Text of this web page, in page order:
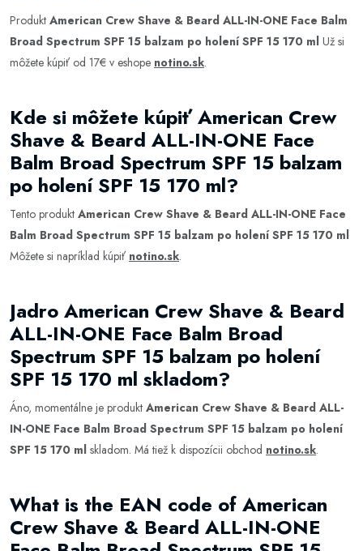
Produkt American Crew Shave & Beard ALL-IN-ONE Face Balm
Broad Spectrum SPF 15 balzam po holení SPF 15 170 ml Už si
môžete kúpiť od 17€ v eshope notino.sk.
Kde si môžete kúpiť American Crew
Shave & Beard ALL-IN-ONE Face
Balm Broad Spectrum SPF 15 balzam
po holení SPF 15 170 ml?
Tento produkt American Crew Shave & Beard ALL-IN-ONE Face
Balm Broad Spectrum SPF 15 balzam po holení SPF 15 170 ml
Môžete si napríklad kúpiť notino.sk.
Jadro American Crew Shave & Beard
ALL-IN-ONE Face Balm Broad
Spectrum SPF 15 balzam po holení
SPF 15 170 ml skladom?
Áno, momentálne je produkt American Crew Shave & Beard ALL-
IN-ONE Face Balm Broad Spectrum SPF 15 balzam po holení
SPF 15 170 ml skladom. Má tiež k dispozícii obchod notino.sk.
What is the EAN code of American
Crew Shave & Beard ALL-IN-ONE